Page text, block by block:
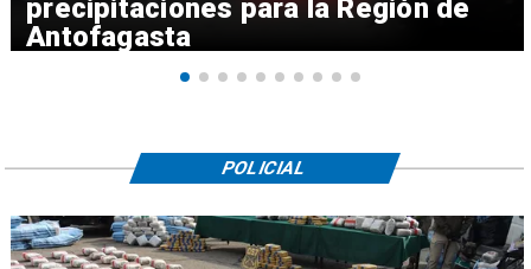
precipitaciones para la Región de
Antofagasta
POLICIAL